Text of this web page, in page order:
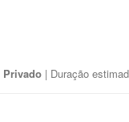
Privado | Duração